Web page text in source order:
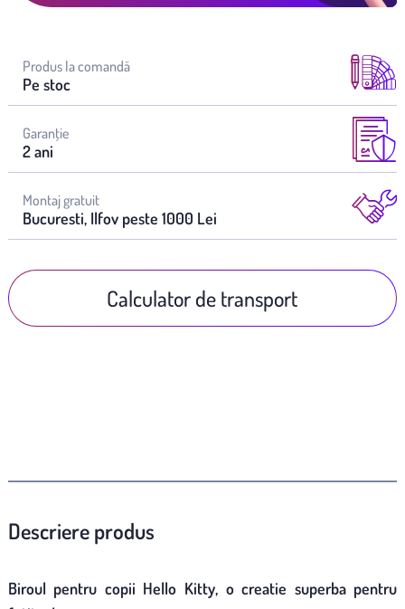
Produs la comandă
Pe stoc
Garanţie
2 ani
Montaj gratuit
Bucuresti, Ilfov peste 1000 Lei
Calculator de transport
Descriere produs
Biroul pentru copii Hello Kitty, o creatie superba pentru